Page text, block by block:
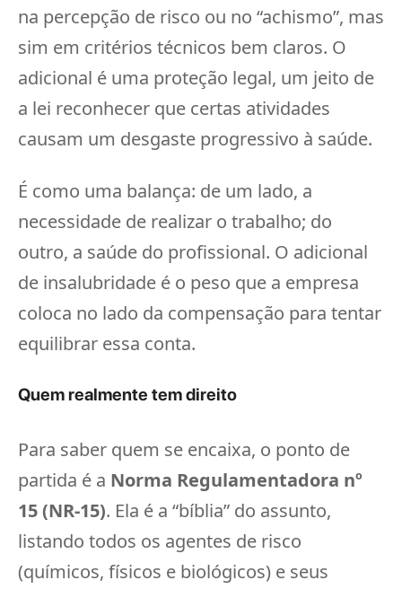
na percepção de risco ou no “achismo”, mas
sim em critérios técnicos bem claros. O
adicional é uma proteção legal, um jeito de
a lei reconhecer que certas atividades
causam um desgaste progressivo à saúde.
É como uma balança: de um lado, a
necessidade de realizar o trabalho; do
outro, a saúde do profissional. O adicional
de insalubridade é o peso que a empresa
coloca no lado da compensação para tentar
equilibrar essa conta.
Quem realmente tem direito
Para saber quem se encaixa, o ponto de
partida é a Norma Regulamentadora nº
15 (NR-15). Ela é a “bíblia” do assunto,
listando todos os agentes de risco
(químicos, físicos e biológicos) e seus